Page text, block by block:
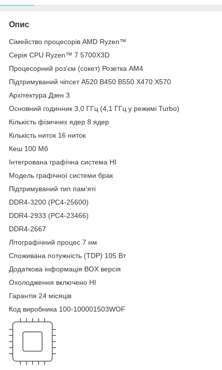
Опис
Сімейство процесорів AMD Ryzen™
Серія CPU Ryzen™ 7 5700X3D
Процесорний роз'єм (сокет) Розетка AM4
Підтримуваний чіпсет A520 B450 B550 X470 X570
Архітектура Дзен 3
Основний годинник 3,0 ГГц (4,1 ГГц у режимі Turbo)
Кількість фізичних ядер 8 ядер
Кількість ниток 16 ниток
Кеш 100 Мб
Інтегрована графічна система НІ
Модель графічної системи брак
Підтримуваний тип пам'яті
DDR4-3200 (PC4-25600)
DDR4-2933 (PC4-23466)
DDR4-2667
Літографічний процес 7 нм
Споживана потужність (TDP) 105 Вт
Додаткова інформація BOX версія
Охолодження включено НІ
Гарантія 24 місяців
Код виробника 100-100001503WOF